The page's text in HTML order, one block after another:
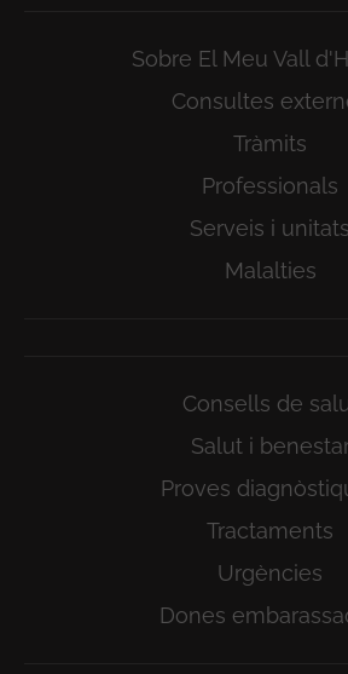
Sobre El Meu Vall
Consultes
Tràmits
Professionals
Serveis i unitats
Malalties
Consells de
Salut i
Proves
Tractaments
Urgències
Dones